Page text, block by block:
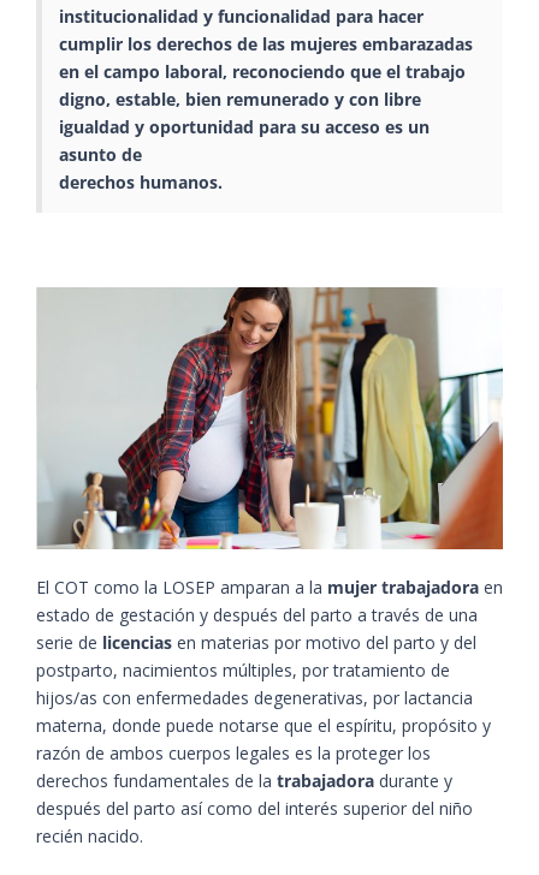
institucionalidad y funcionalidad para hacer
cumplir los derechos de las mujeres embarazadas
en el campo laboral, reconociendo que el trabajo
digno, estable, bien remunerado y con libre
igualdad y oportunidad para su acceso es un
asunto de
derechos humanos.
El COT como la LOSEP amparan a la mujer trabajadora en
estado de gestación y después del parto a través de una
serie de licencias en materias por motivo del parto y del
postparto, nacimientos múltiples, por tratamiento de
hijos/as con enfermedades degenerativas, por lactancia
materna, donde puede notarse que el espíritu, propósito y
razón de ambos cuerpos legales es la proteger los
derechos fundamentales de la trabajadora durante y
después del parto así como del interés superior del niño
recién nacido.